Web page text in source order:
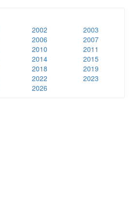
2002
2003
2006
2007
2010
2011
2014
2015
2018
2019
2022
2023
2026